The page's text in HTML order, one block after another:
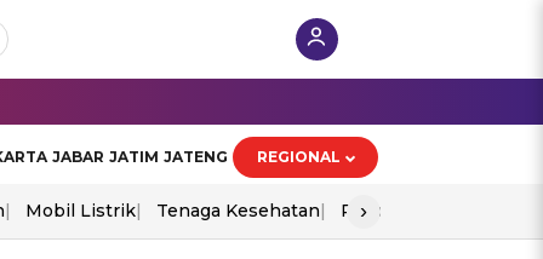
JABAR JATIM JATENG REGIONAL
Mobil Listrik Tenaga Kesehatan Piala Aff 2026
›